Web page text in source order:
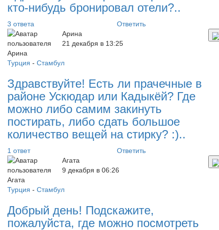
кто-нибудь бронировал отели?..
3 ответа
Ответить
Арина
21 декабря в 13:25
Турция - Стамбул
Здравствуйте! Есть ли прачечные в
районе Ускюдар или Кадыкёй? Где
можно либо самим закинуть
постирать, либо сдать большое
количество вещей на стирку? :)..
1 ответ
Ответить
Агата
9 декабря в 06:26
Турция - Стамбул
Добрый день! Подскажите,
пожалуйста, где можно посмотреть